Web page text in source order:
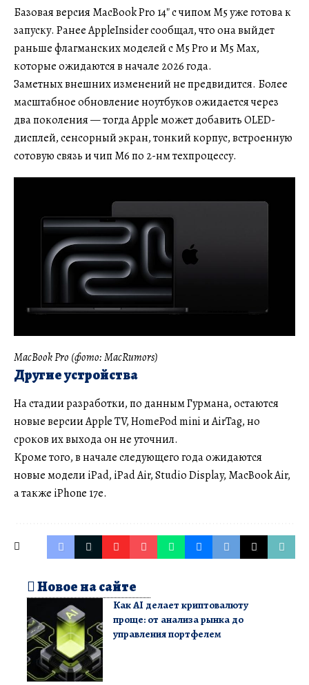
Базовая версия MacBook Pro 14″ с чипом M5 уже готова к
запуску. Ранее AppleInsider сообщал, что она выйдет
раньше флагманских моделей с M5 Pro и M5 Max,
которые ожидаются в начале 2026 года.
Заметных внешних изменений не предвидится. Более
масштабное обновление ноутбуков ожидается через
два поколения — тогда Apple может добавить OLED-
дисплей, сенсорный экран, тонкий корпус, встроенную
сотовую связь и чип M6 по 2-нм техпроцессу.
MacBook Pro (фото: MacRumors)
Другие устройства
На стадии разработки, по данным Гурмана, остаются
новые версии Apple TV, HomePod mini и AirTag, но
сроков их выхода он не уточнил.
Кроме того, в начале следующего года ожидаются
новые модели iPad, iPad Air, Studio Display, MacBook Air,
а также iPhone 17e.
Новое на сайте
Как AI делает криптовалюту
проще: от анализа рынка до
управления портфелем